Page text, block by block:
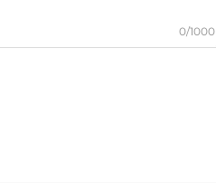
0/1000